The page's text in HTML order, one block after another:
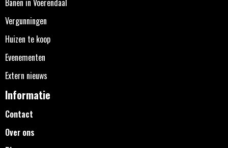
Banen in Voerendaal
Vergunningen
Huizen te koop
Evenementen
Extern nieuws
Informatie
Contact
Over ons